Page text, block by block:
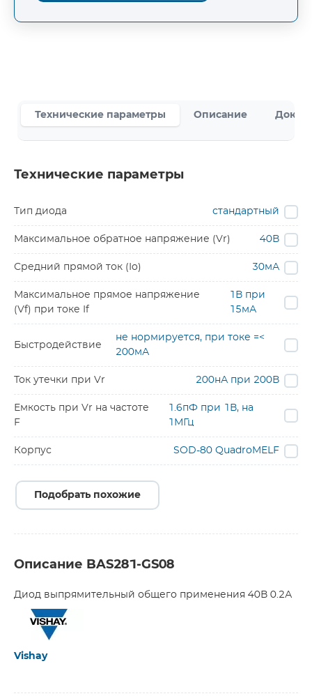
Технические параметры Описание
Технические параметры
Тип диода стандартный
Максимальное обратное напряжение (Vr) 40В
Средний прямой ток (Io) 30мА
Максимальное прямое напряжение
(Vf) при токе If
1В при
15мА
Быстродействие
не нормируется, при токе =<
200мА
Ток утечки при Vr 200нА при 200В
Емкость при Vr на частоте
F
1.6пФ при 1В, на
1МГц
Корпус SOD-80 QuadroMELF
Подобрать похожие
Описание BAS281-GS08
Диод выпрямительный общего применения 40В 0.2А
Vishay